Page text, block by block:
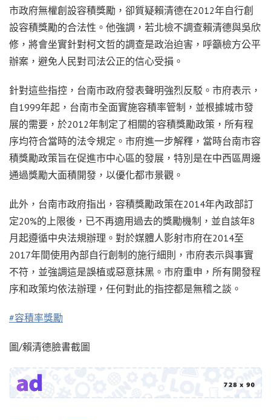
市政府無權創設容積獎勵，卻質疑賴清德在2012年自行創
設容積獎勵的合法性。他強調，若北檢不調查賴清德與吳欣
修，將會坐實針對柯文哲的調查是政治迫害，呼籲檢方公平
辦案，避免人民對司法公正的信心受損。
針對這些指控，台南市政府發表聲明強烈反駁。市府表示，
自1999年起，台南市全面實施容積率管制，並根據城市發
展的需要，於2012年制定了相關的容積獎勵政策，所有程
序均符合當時的法令規定。市府進一步解釋，當時台南市容
積獎勵政策旨在促進市中心區的發展，特別是在中西區周邊
通過獎勵大面積開發，以優化都市景觀。
此外，台南市政府指出，容積獎勵政策在2014年內政部訂
定20%的上限後，已不再適用過去的獎勵機制，並自該年8
月起遵循中央法規辦理。對於媒體人影射市府在2014至
2017年間使用內部自行創制的施行細則，市府表示與事實
不符，並強調這是誤植或惡意抹黑。市府重申，所有開發程
序和政策均依法辦理，任何對此的指控都是無稽之談。
#容積率獎勵
圖/賴清德臉書截圖